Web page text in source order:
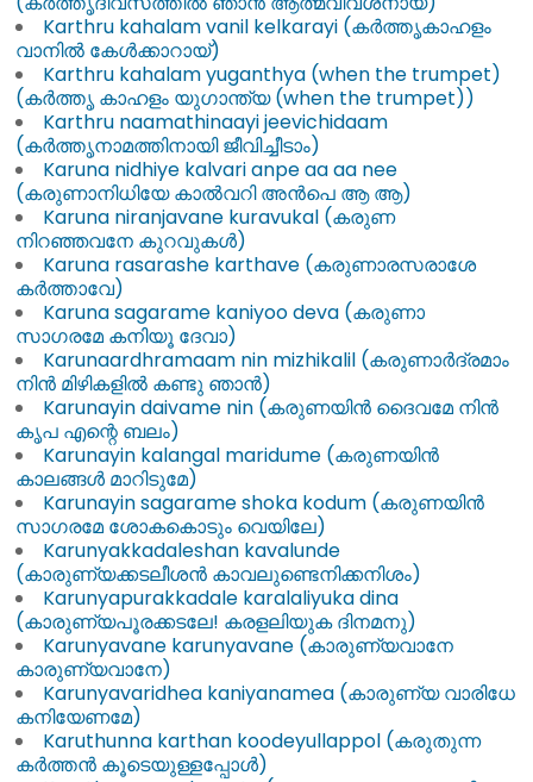
Karthru kahalam vanil kelkarayi (കർത്തൃകാഹളം
വാനിൽ കേൾക്കാറായ്)
Karthru kahalam yuganthya (when the trumpet)
(കർത്തൃ കാഹളം യുഗാന്ത്യ (when the trumpet))
Karthru naamathinaayi jeevichidaam
(കർത്തൃനാമത്തിനായി ജീവിച്ചീടാം)
Karuna nidhiye kalvari anpe aa aa nee
(കരുണാനിധിയേ കാൽവറി അൻപെ ആ ആ)
Karuna niranjavane kuravukal (കരുണ
നിറഞ്ഞവനേ കുറവുകൾ)
Karuna rasarashe karthave (കരുണാരസരാശേ
കർത്താവേ)
Karuna sagarame kaniyoo deva (കരുണാ
സാഗരമേ കനിയൂ ദേവാ)
Karunaardhramaam nin mizhikalil (കരുണാർദ്രമാം
നിൻ മിഴികളിൽ കണ്ടു ഞാൻ)
Karunayin daivame nin (കരുണയിൻ ദൈവമേ നിൻ
കൃപ എന്റെ ബലം)
Karunayin kalangal maridume (കരുണയിൻ
കാലങ്ങൾ മാറിടുമേ)
Karunayin sagarame shoka kodum (കരുണയിൻ
സാഗരമേ ശോകകൊടും വെയിലേ)
Karunyakkadaleshan kavalunde
(കാരുണ്യക്കടലീശൻ കാവലുണ്ടെനിക്കനിശം)
Karunyapurakkadale karalaliyuka dina
(കാരുണ്യപൂരക്കടലേ! കരളലിയുക ദിനമനു)
Karunyavane karunyavane (കാരുണ്യവാനേ
കാരുണ്യവാനേ)
Karunyavaridhea kaniyanamea (കാരുണ്യ വാരിധേ
കനിയേണമേ)
Karuthunna karthan koodeyullappol (കരുതുന്ന
കർത്തൻ കൂടെയുള്ളപ്പോ​‍ൾ)